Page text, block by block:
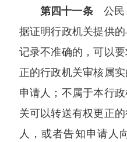
第四十一条公民
据证明行政机关提供
记录不准确的，可以
正的行政机关审核属
申请人；不属于本行
关可以转送有权更正
人，或者告知申请人